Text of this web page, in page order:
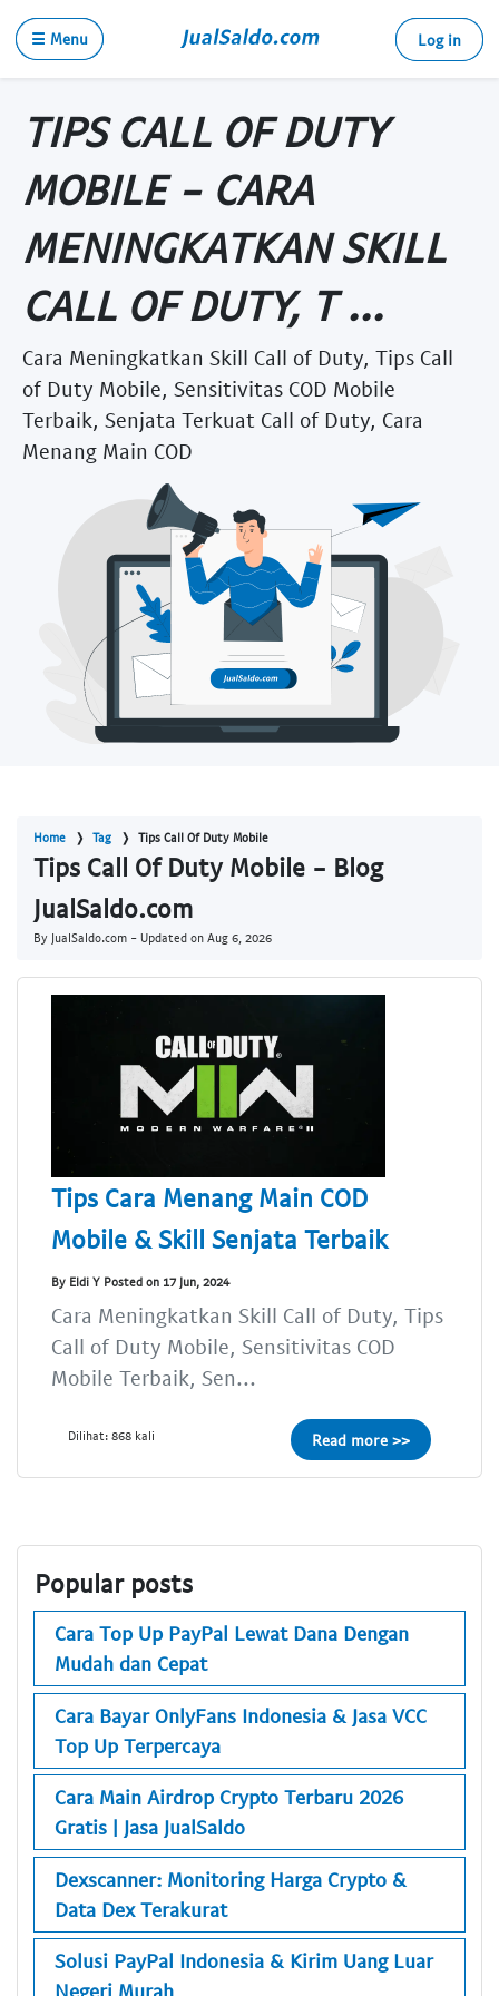
☰ Menu Log in
TIPS CALL OF DUTY
MOBILE - CARA
MENINGKATKAN SKILL
CALL OF DUTY, T ...
Cara Meningkatkan Skill Call of Duty, Tips Call
of Duty Mobile, Sensitivitas COD Mobile
Terbaik, Senjata Terkuat Call of Duty, Cara
Menang Main COD
Home Tag Tips Call Of Duty Mobile
Tips Call Of Duty Mobile - Blog
JualSaldo.com
By JualSaldo.com - Updated on Aug 6, 2026
Tips Cara Menang Main COD
Mobile & Skill Senjata Terbaik
By Eldi Y Posted on 17 Jun, 2024
Cara Meningkatkan Skill Call of Duty, Tips
Call of Duty Mobile, Sensitivitas COD
Mobile Terbaik, Sen...
Dilihat: 868 kali Read more >>
Popular posts
Cara Top Up PayPal Lewat Dana Dengan
Mudah dan Cepat
Cara Bayar OnlyFans Indonesia & Jasa VCC
Top Up Terpercaya
Cara Main Airdrop Crypto Terbaru 2026
Gratis | Jasa JualSaldo
Dexscanner: Monitoring Harga Crypto &
Data Dex Terakurat
Solusi PayPal Indonesia & Kirim Uang Luar
Negeri Murah